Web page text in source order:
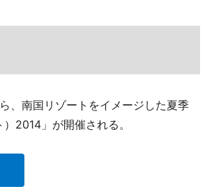
、南国リゾートをイメージした夏季
2014」が開催される。